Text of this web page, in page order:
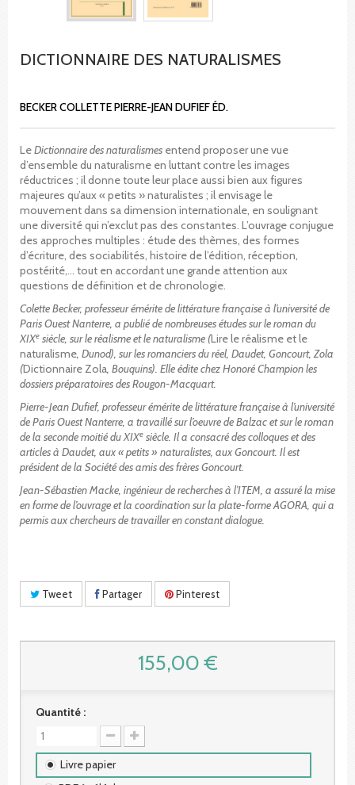
DICTIONNAIRE DES NATURALISMES
BECKER COLLETTE PIERRE-JEAN DUFIEF ÉD.
LeDictionnaire des naturalismes entend proposer une vue
d’ensemble du naturalisme en luttant contre les images
réductrices ; il donne toute leur place aussi bien aux figures
majeures qu’aux « petits » naturalistes ; il envisage le
mouvement dans sa dimension internationale, en soulignant
une diversité qui n’exclut pas des constantes. L’ouvrage conjugue
des approches multiples : étude des thèmes, des formes
d’écriture, des sociabilités, histoire de l’édition, réception,
postérité,… tout en accordant une grande attention aux
questions de définition et de chronologie.
Colette Becker, professeur émérite de littérature française à l’université de
Paris Ouest Nanterre, a publié de nombreuses études sur le roman du
XIXe siècle, sur le réalisme et le naturalisme (Lire le réalisme et le
naturalisme, Dunod), sur les romanciers du réel, Daudet, Goncourt, Zola
(Dictionnaire Zola, Bouquins). Elle édite chez Honoré Champion les
dossiers préparatoires des Rougon-Macquart.
Pierre-Jean Dufief, professeur émérite de littérature française à l’université
de Paris Ouest Nanterre, a travaillé sur l’oeuvre de Balzac et sur le roman
de la seconde moitié du XIXe siècle. Il a consacré des colloques et des
articles à Daudet, aux « petits » naturalistes, aux Goncourt. Il est
président de la Société des amis des frères Goncourt.
Jean-Sébastien Macke, ingénieur de recherches à l’ITEM, a assuré la mise
en forme de l’ouvrage et la coordination sur la plate-forme AGORA, qui a
permis aux chercheurs de travailler en constant dialogue.
Tweet Partager Pinterest
155,00 €
Quantité :
Livre papier